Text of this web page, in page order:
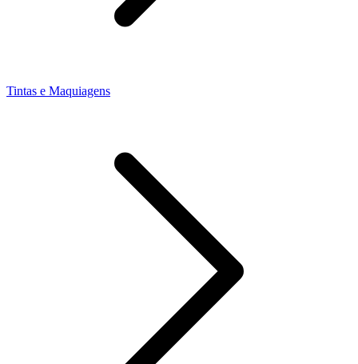
Tintas e Maquiagens